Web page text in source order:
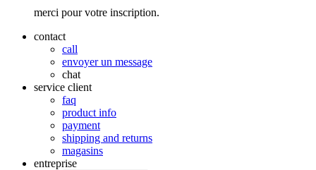
merci pour votre inscription.
contact
call
envoyer un message
chat
service client
faq
product info
payment
shipping and returns
magasins
entreprise